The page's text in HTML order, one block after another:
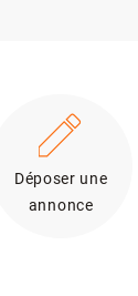
Déposer une
annonce